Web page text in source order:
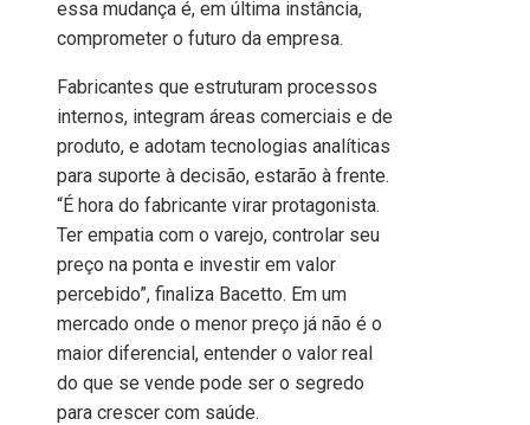
essa mudança é, em última instância,
comprometer o futuro da empresa.
Fabricantes que estruturam processos
internos, integram áreas comerciais e de
produto, e adotam tecnologias analíticas
para suporte à decisão, estarão à frente.
“É hora do fabricante virar protagonista.
Ter empatia com o varejo, controlar seu
preço na ponta e investir em valor
percebido”, finaliza Bacetto. Em um
mercado onde o menor preço já não é o
maior diferencial, entender o valor real
do que se vende pode ser o segredo
para crescer com saúde.